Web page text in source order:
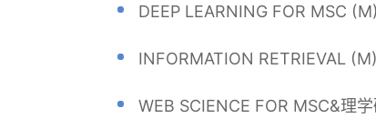
DEEP LEARNING FOR MSC
INFORMATION RETRIEVAL
WEB SCIENCE FOR MSC&理